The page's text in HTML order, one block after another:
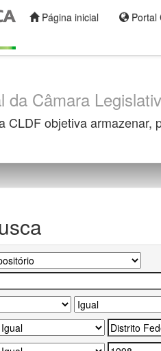
Página inicial Portal
da Câmara
CLDF objetiva